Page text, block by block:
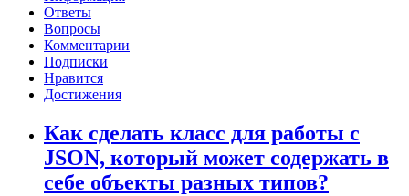
Ответы
Вопросы
Комментарии
Подписки
Нравится
Достижения
Как сделать класс для работы с
JSON, который может содержать в
себе объекты разных типов?